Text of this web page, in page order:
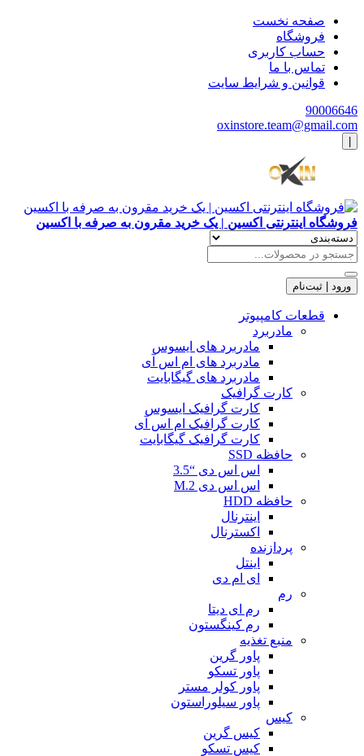
صفحه نخست
فروشگاه
حساب کاربری
تماس با ما
قوانین و شرایط سایت
90006646
oxinstore.team@gmail.com
فروشگاه اینترنتی اکسین | یک خرید مقرون به صرفه با اکسین
ورود | ثبت‌نام
قطعات کامپیوتر
مادربرد
مادربرد های ایسوس
مادربرد های ام اس آی
مادربرد های گیگابایت
کارت گرافیک
کارت گرافیک ایسوس
کارت گرافیک ام اس آی
کارت گرافیک گیگابایت
حافظه SSD
اس اس دی “3.5
اس اس دی M.2
حافظه HDD
اینترنال
اکسترنال
پردازنده
اینتل
ای ام دی
رم
رم ای دیتا
رم کینگستون
منبع تغذیه
پاور گرین
پاور تسکو
پاور کولر مستر
پاور سیلوراستون
کیس
کیس گرین
کیس تسکو